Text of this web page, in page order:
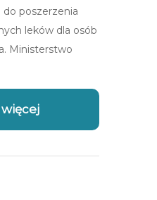
poszerzenia
leków dla osób
Ministerstwo